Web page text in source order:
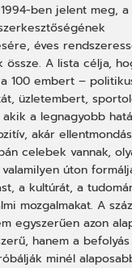
ben jelent meg,
éves
össze. A lista célja,
100 embert –
üzletembert,
a legnagyobb
akár
celebek vannak,
úton
a kultúrát, a
mozgalmakat. A
egyszerűen azon
hanem a
minél